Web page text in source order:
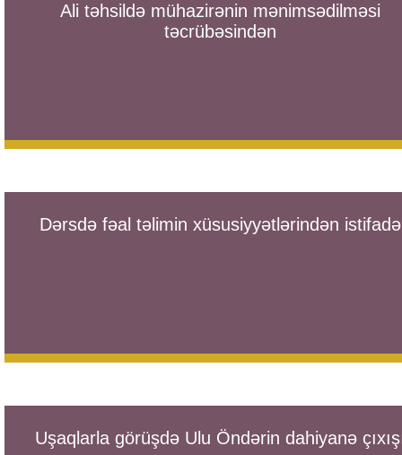
Ali təhsildə mühazirənin mənimsədilməsi
təcrübəsindən
Dərsdə fəal təlimin xüsusiyyətlərindən istifadə
Uşaqlarla görüşdə Ulu Öndərin dahiyanə